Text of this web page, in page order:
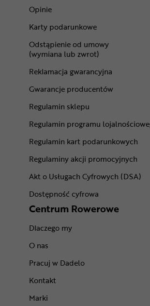
Opinie
Karty podarunkowe
Odstąpienie od umowy
(wymiana lub zwrot)
Reklamacja gwarancyjna
Gwarancje producentów
Regulamin sklepu
Regulamin programu
Regulamin kart podarunkowych
Regulaminy akcji promocyjnych
Akt o Usługach Cyfrowych (DSA)
Dostępność cyfrowa
Centrum Rowerowe
Dlaczego my
O nas
Pracuj w Dadelo
Kontakt
Marki